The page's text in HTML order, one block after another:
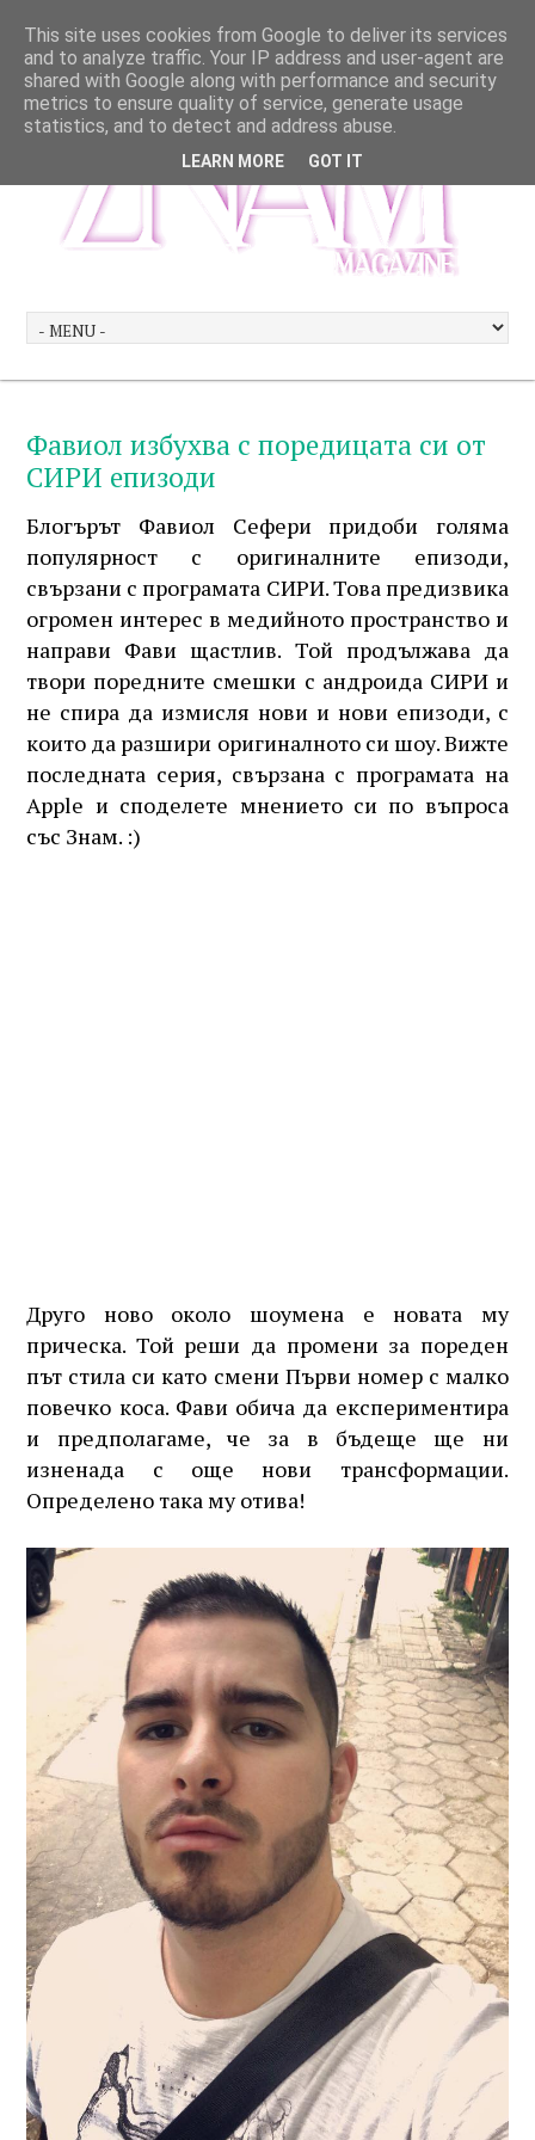
Фавиол избухва с поредицата си от
СИРИ епизоди
Блогърът Фавиол Сефери придоби голяма
популярност с оригиналните епизоди,
свързани с програмата СИРИ. Това предизвика
огромен интерес в медийното пространство и
направи Фави щастлив. Той продължава да
твори поредните смешки с андроида СИРИ и
не спира да измисля нови и нови епизоди, с
които да разшири оригиналното си шоу. Вижте
последната серия, свързана с програмата на
Apple и споделете мнението си по въпроса
със Знам. :)
Друго ново около шоумена е новата му
прическа. Той реши да промени за пореден
път стила си като смени Първи номер с малко
повечко коса. Фави обича да експериментира
и предполагаме, че за в бъдеще ще ни
изненада с още нови трансформации.
Определено така му отива!
This site uses cookies from Google to deliver its services
and to analyze traffic. Your IP address and user-agent are
shared with Google along with performance and security
metrics to ensure quality of service, generate usage
statistics, and to detect and address abuse.
LEARN MORE GOT IT